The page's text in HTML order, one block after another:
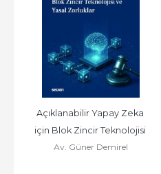
Açıklanabilir Yapay Zeka
için Blok Zincir Teknolojisi
ve Yasal Zorluklar
Av. Güner Demirel